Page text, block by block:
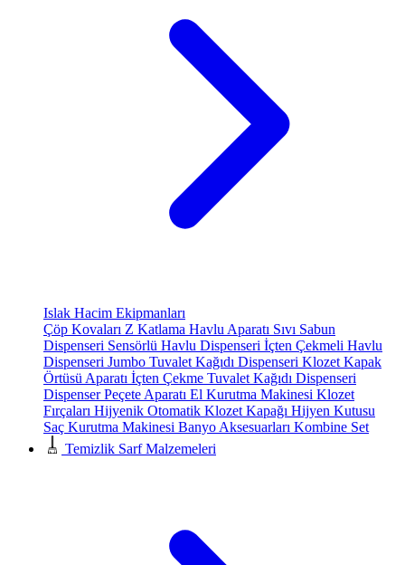
Islak Hacim Ekipmanları
Çöp Kovaları Z Katlama Havlu Aparatı Sıvı Sabun
Dispenseri Sensörlü Havlu Dispenseri İçten Çekmeli Havlu
Dispenseri Jumbo Tuvalet Kağıdı Dispenseri Klozet Kapak
Örtüsü Aparatı İçten Çekme Tuvalet Kağıdı Dispenseri
Dispenser Peçete Aparatı El Kurutma Makinesi Klozet
Fırçaları Hijyenik Otomatik Klozet Kapağı Hijyen Kutusu
Saç Kurutma Makinesi Banyo Aksesuarları Kombine Set
Temizlik Sarf Malzemeleri